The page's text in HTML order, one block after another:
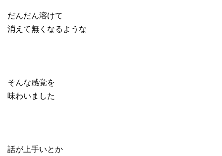
だんだん溶けて
消えて無くなるような
そんな感覚を
味わいました
話が上手いとか